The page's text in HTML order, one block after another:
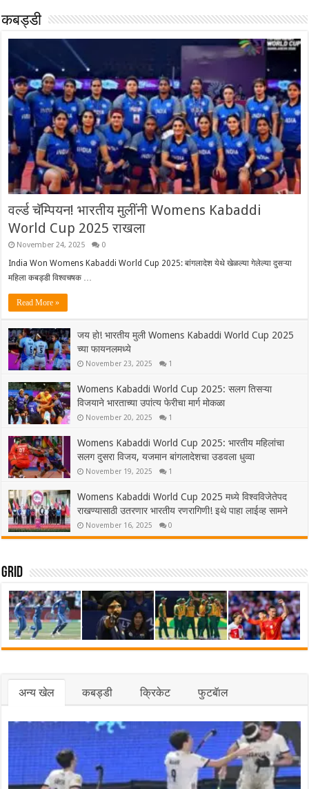
कबड्डी
वर्ल्ड चॅम्पियन! भारतीय मुलींनी Womens Kabaddi
World Cup 2025 राखला
November 24, 2025 0
India Won Womens Kabaddi World Cup 2025: बांगलादेश येथे खेळल्या गेलेल्या दुसऱ्या
महिला कबड्डी विश्वचषक …
Read More »
जय हो! भारतीय मुली Womens Kabaddi World Cup 2025
च्या फायनलमध्ये
November 23, 2025 1
Womens Kabaddi World Cup 2025: सलग तिसऱ्या
विजयाने भारताच्या उपांत्य फेरीचा मार्ग मोकळा
November 20, 2025 1
Womens Kabaddi World Cup 2025: भारतीय महिलांचा
सलग दुसरा विजय, यजमान बांगलादेशचा उडवला धुव्वा
November 19, 2025 1
Womens Kabaddi World Cup 2025 मध्ये विश्वविजेतेपद
राखण्यासाठी उतरणार भारतीय रणरागिणी! इथे पाहा लाईव्ह सामने
November 16, 2025 0
Grid
अन्य खेल कबड्डी क्रिकेट फुटबॅाल